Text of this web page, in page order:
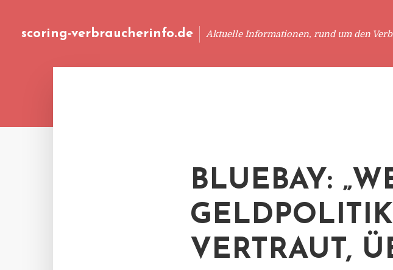
scoring-verbraucherinfo.de Aktuelle Informationen, rund um den
BLUEBAY:
VERTRAUT,